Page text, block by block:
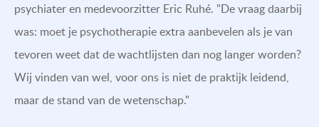
psychiater en medevoorzitter Eric Ruhé. "De vraag daarbij
was: moet je psychotherapie extra aanbevelen als je van
tevoren weet dat de wachtlijsten dan nog langer worden?
Wij vinden van wel, voor ons is niet de praktijk leidend,
maar de stand van de wetenschap."